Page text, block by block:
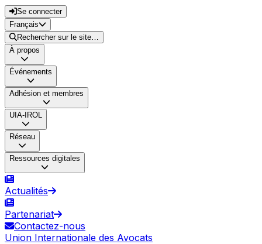
Se connecter
Français
Rechercher sur le site…
À propos
Événements
Adhésion et membres
UIA-IROL
Réseau
Ressources digitales
Actualités
Partenariat
Contactez-nous
Union Internationale des Avocats